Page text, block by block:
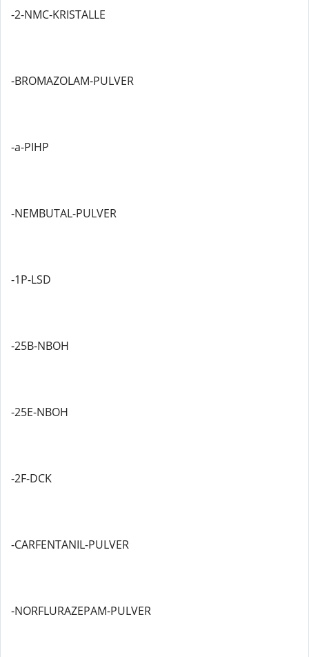
-2-NMC-KRISTALLE
-BROMAZOLAM-PULVER
-a-PIHP
-NEMBUTAL-PULVER
-1P-LSD
-25B-NBOH
-25E-NBOH
-2F-DCK
-CARFENTANIL-PULVER
-NORFLURAZEPAM-PULVER